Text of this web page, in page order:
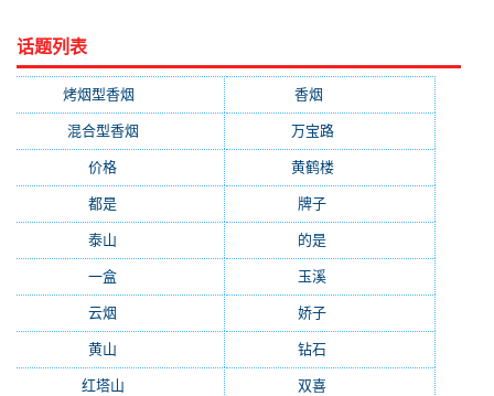
话题列表
烤烟型香烟 香烟
混合型香烟 万宝路(331)
价格 黄鹤楼(315)
都是 牌子
泰山 的是
一盒 玉溪
云烟 娇子
黄山 钻石
红塔山 双喜